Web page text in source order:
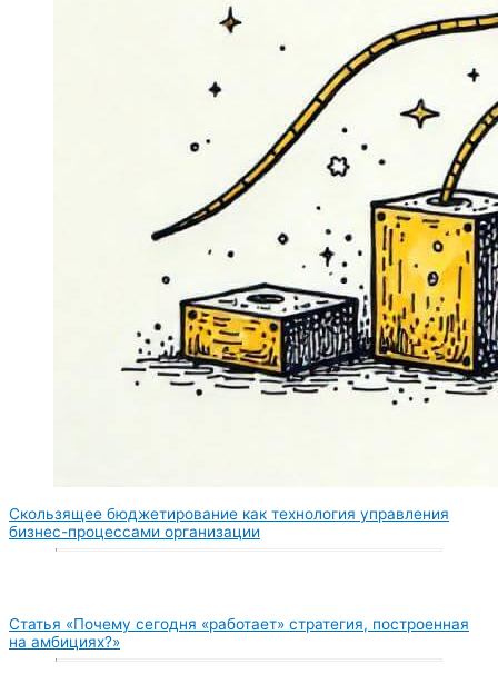
Скользящее бюджетирование как технология управления
бизнес-процессами организации
Статья «Почему сегодня «работает» стратегия, построенная
на амбициях?»